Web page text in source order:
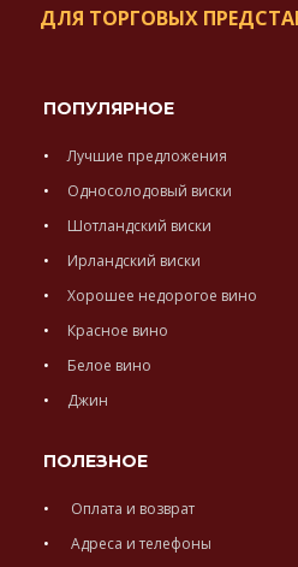
ДЛЯ ТОРГОВЫХ
ПОПУЛЯРНОЕ
Лучшие предложения
Односолодовый виски
Шотландский виски
Ирландский виски
Хорошее недорогое вино
Красное вино
Белое вино
Джин
ПОЛЕЗНОЕ
Оплата и возврат
Адреса и телефоны